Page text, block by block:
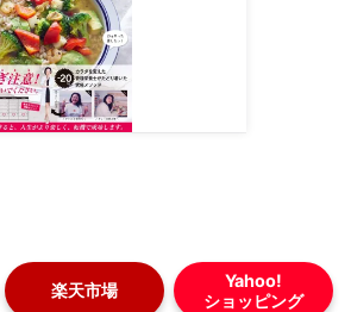
楽天市場
Yahoo!
ショッピング